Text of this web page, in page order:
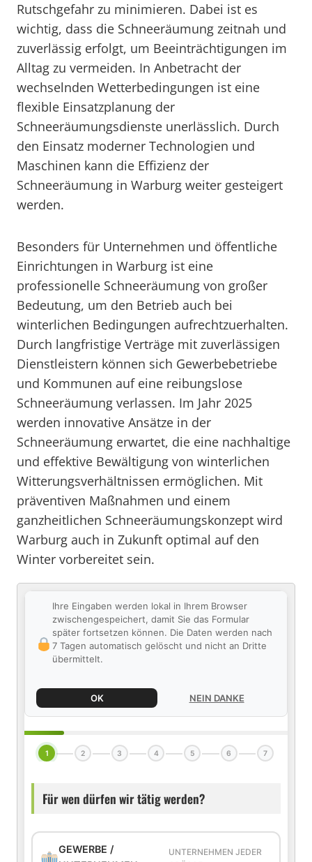
Rutschgefahr zu minimieren. Dabei ist es
wichtig, dass die Schneeräumung zeitnah und
zuverlässig erfolgt, um Beeinträchtigungen im
Alltag zu vermeiden. In Anbetracht der
wechselnden Wetterbedingungen ist eine
flexible Einsatzplanung der
Schneeräumungsdienste unerlässlich. Durch
den Einsatz moderner Technologien und
Maschinen kann die Effizienz der
Schneeräumung in Warburg weiter gesteigert
werden.
Besonders für Unternehmen und öffentliche
Einrichtungen in Warburg ist eine
professionelle Schneeräumung von großer
Bedeutung, um den Betrieb auch bei
winterlichen Bedingungen aufrechtzuerhalten.
Durch langfristige Verträge mit zuverlässigen
Dienstleistern können sich Gewerbebetriebe
und Kommunen auf eine reibungslose
Schneeräumung verlassen. Im Jahr 2025
werden innovative Ansätze in der
Schneeräumung erwartet, die eine nachhaltige
und effektive Bewältigung von winterlichen
Witterungsverhältnissen ermöglichen. Mit
präventiven Maßnahmen und einem
ganzheitlichen Schneeräumungskonzept wird
Warburg auch in Zukunft optimal auf den
Winter vorbereitet sein.
Ihre Eingaben werden lokal in Ihrem Browser
zwischengespeichert, damit Sie das Formular
später fortsetzen können. Die Daten werden nach
7 Tagen automatisch gelöscht und nicht an Dritte
übermittelt.
OK NEIN DANKE
1 2 3 4 5 6 7
Für wen dürfen wir tätig werden?
GEWERBE /
UNTERNEHMEN JEDER